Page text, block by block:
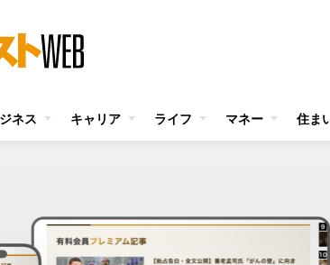
ネス キャリア ライフ マネー 住ま